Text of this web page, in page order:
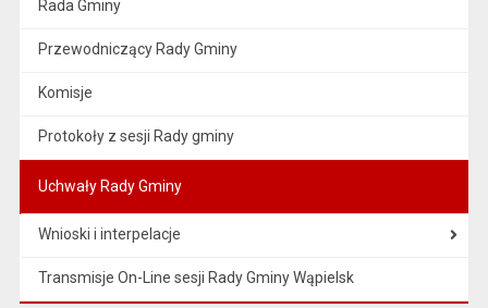
Rada Gminy
Przewodniczący Rady Gminy
Komisje
Protokoły z sesji Rady gminy
Uchwały Rady Gminy
Wnioski i interpelacje
Transmisje On-Line sesji Rady Gminy Wąpielsk